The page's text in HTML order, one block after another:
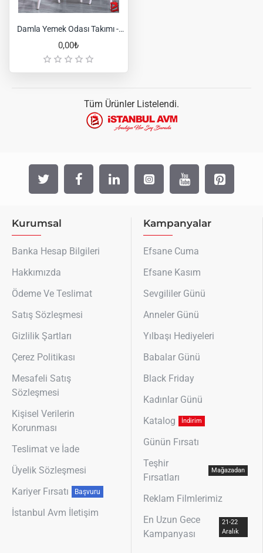
Damla Yemek Odası Takımı - Yıldız Silver
0,00₺
Tüm Ürünler Listelendi.
Kurumsal
Banka Hesap Bilgileri
Hakkımızda
Ödeme Ve Teslimat
Satış Sözleşmesi
Gizlilik Şartları
Çerez Politikası
Mesafeli Satış
Sözleşmesi
Kişisel Verilerin
Korunması
Teslimat ve İade
Üyelik Sözleşmesi
Kariyer Fırsatı
Başvuru
İstanbul Avm İletişim
Kampanyalar
Efsane Cuma
Efsane Kasım
Sevgililer Günü
Anneler Günü
Yılbaşı Hediyeleri
Babalar Günü
Black Friday
Kadınlar Günü
Katalog
İndirim
Günün Fırsatı
Teşhir
Fırsatları
Mağazadan
Reklam Filmlerimiz
En Uzun Gece
Kampanyası
21-22
Aralık